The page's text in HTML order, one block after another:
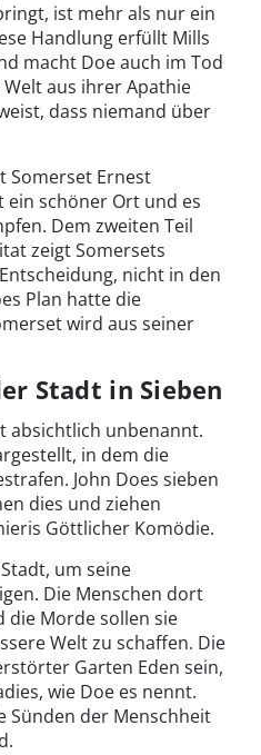
ist mehr als nur ein
Handlung erfüllt Mills
macht Doe auch im Tod
aus ihrer Apathie
dass niemand über
Somerset Ernest
ein schöner Ort und es
Dem zweiten Teil
zeigt Somersets
nicht in den
Plan hatte die
wird aus seiner
Stadt in Sieben
absichtlich unbenannt.
in dem die
John Does sieben
dies und ziehen
Göttlicher Komödie.
um seine
Die Menschen dort
die Morde sollen sie
Welt zu schaffen. Die
Garten Eden sein,
wie Doe es nennt.
Sünden der Menschheit